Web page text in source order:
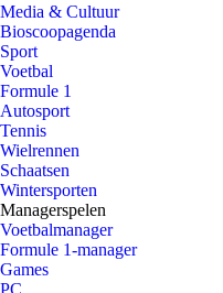
Media & Cultuur
Bioscoopagenda
Sport
Voetbal
Formule 1
Autosport
Tennis
Wielrennen
Schaatsen
Wintersporten
Managerspelen
Voetbalmanager
Formule 1-manager
Games
PC